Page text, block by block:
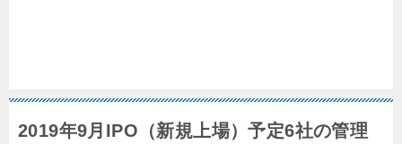
2019年9月IPO（新規上場）予定6社の管理